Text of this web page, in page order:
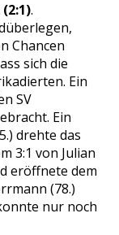
.
Chancen
sich die
Ein
SV
Ein
drehte das
3:1 von Julian
eröffnete dem
(78.)
nur noch